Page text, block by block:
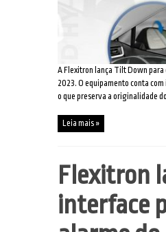
A Flexitron lança Tilt Down para
2023. O equipamento conta
o que preserva a originalidade
Leia mais »
Flexitron
interface